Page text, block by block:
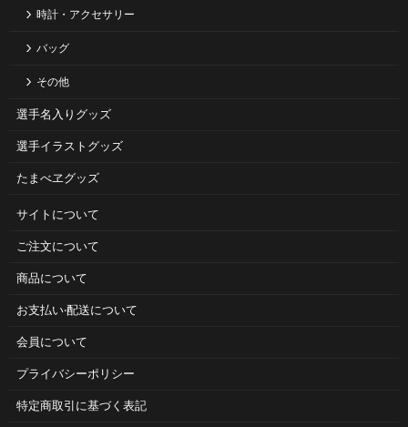
時計・アクセサリー
バッグ
その他
選手名入りグッズ
選手イラストグッズ
たまべヱグッズ
サイトについて
ご注⽂について
商品について
お⽀払い‧配送について
会員について
プライバシーポリシー
特定商取引に基づく表記